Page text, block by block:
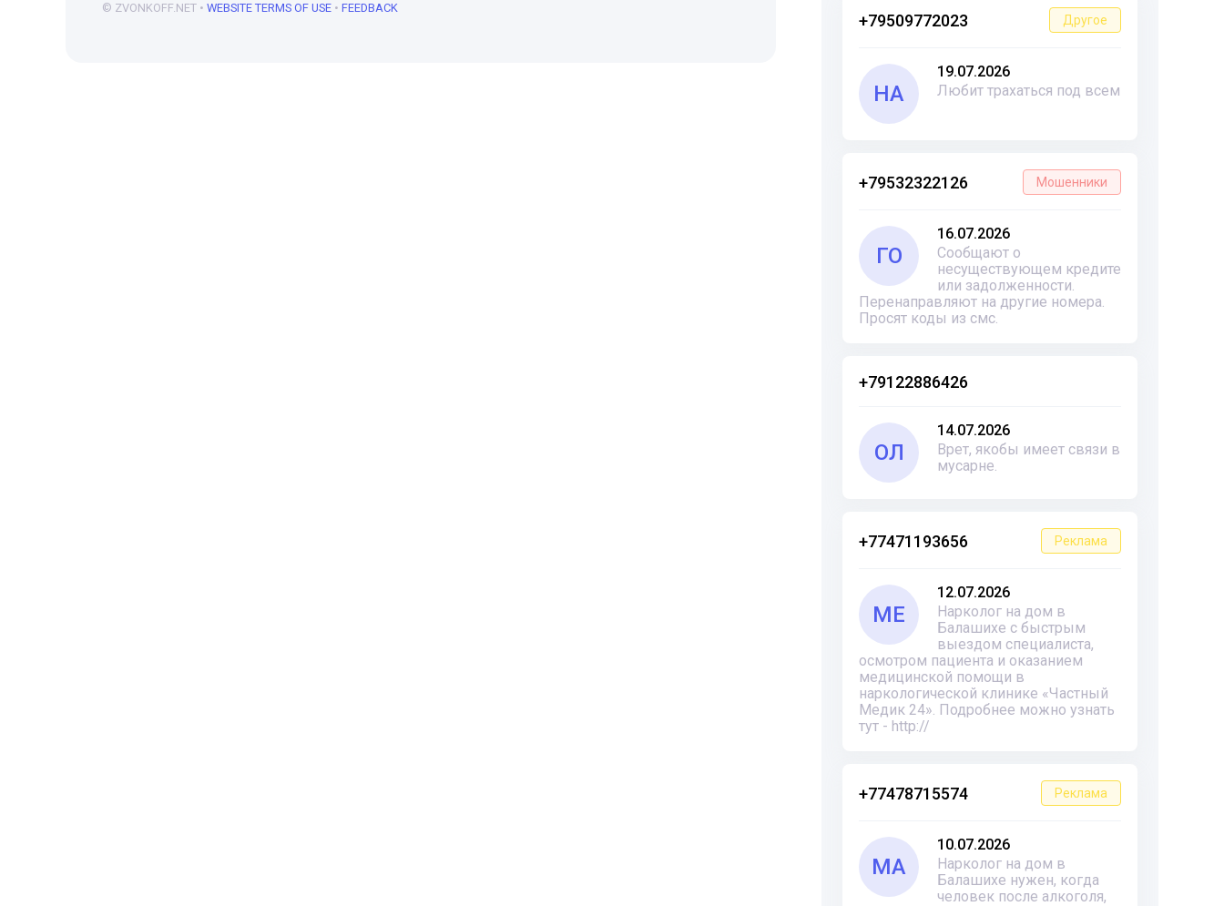
+79509772023 Другое
НА
19.07.2026
Любит трахаться под всем
+79532322126 Мошенники
ГО
16.07.2026
Сообщают о
несуществующем кредите
или задолженности.
Перенаправляют на другие номера.
Просят коды из смс.
+79122886426
ОЛ
14.07.2026
Врет, якобы имеет связи в
мусарне.
+77471193656 Реклама
ME
12.07.2026
Нарколог на дом в
Балашихе с быстрым
выездом специалиста,
осмотром пациента и оказанием
медицинской помощи в
наркологической клинике «Частный
Медик 24». Подробнее можно узнать
тут - http://
+77478715574 Реклама
MA
10.07.2026
Нарколог на дом в
Балашихе нужен, когда
человек после алкоголя,
© ZVONKOFF.NET • WEBSITE TERMS OF USE • FEEDBACK